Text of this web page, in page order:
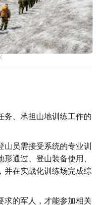
务、承担山地训练工作的
山员需接受系统的专业训
通过、登山装备使用、
并在实战化训练场完成综
求的军人，才能参加相关